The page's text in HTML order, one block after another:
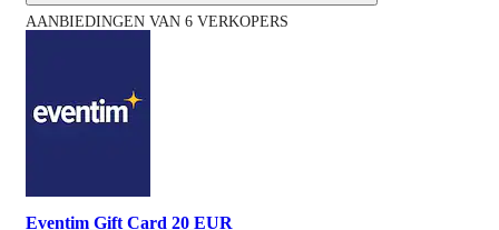
AANBIEDINGEN VAN 6 VERKOPERS
Eventim Gift Card 20 EUR